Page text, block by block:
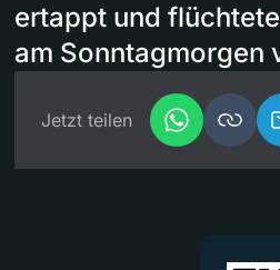
ertappt und
am Sonntagmorgen
Jetzt teilen